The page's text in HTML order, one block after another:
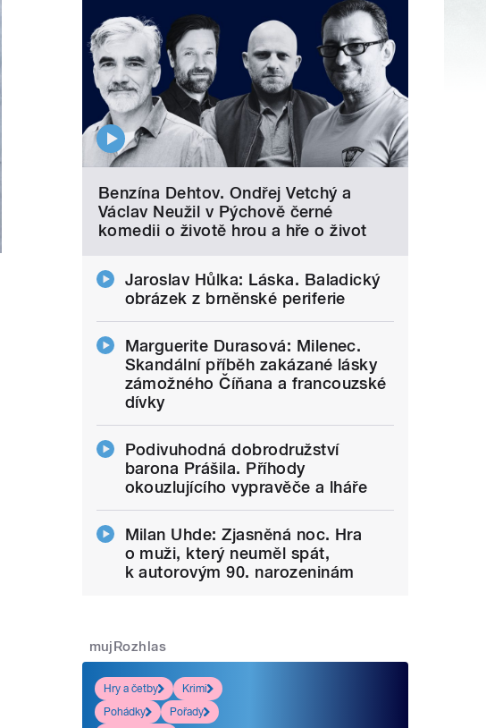
Benzína Dehtov. Ondřej Vetchý a
Václav Neužil v Pýchově černé
komedii o životě hrou a hře o život
Jaroslav Hůlka: Láska. Baladický
obrázek z brněnské periferie
Marguerite Durasová: Milenec.
Skandální příběh zakázané lásky
zámožného Číňana a francouzské
dívky
Podivuhodná dobrodružství
barona Prášila. Příhody
okouzlujícího vypravěče a lháře
Milan Uhde: Zjasněná noc. Hra
o muži, který neuměl spát,
k autorovým 90. narozeninám
mujRozhlas
Hry a četby
Krimi
Pohádky
Pořady